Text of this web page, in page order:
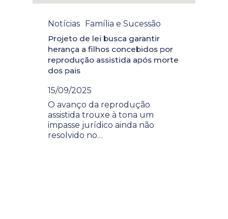
Notícias Família e Sucessão
Projeto de lei busca garantir
herança a filhos concebidos por
reprodução assistida após morte
dos pais
15/09/2025
O avanço da reprodução
assistida trouxe à tona um
impasse jurídico ainda não
resolvido no…